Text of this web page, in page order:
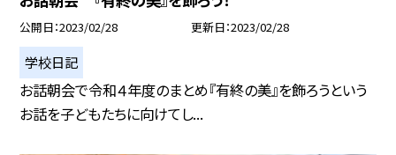
公開日 2023/02/28 更新日 2023/02/28
学校日記
お話朝会で令和４年度のまとめ『有終の美』を飾ろうという
お話を子どもたちに向けてし...